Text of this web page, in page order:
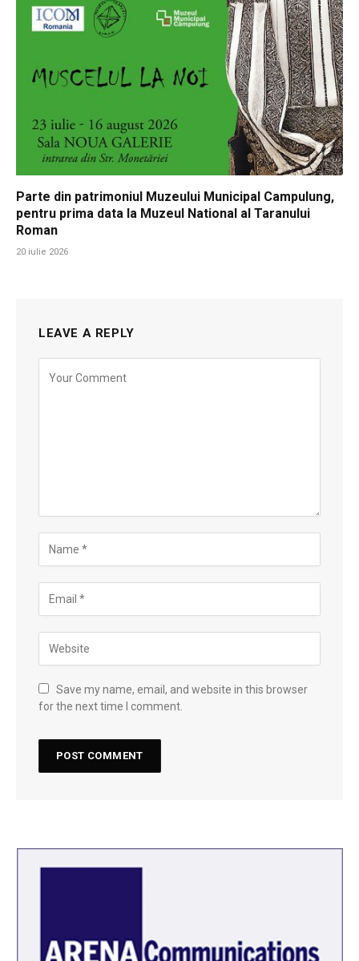
Parte din patrimoniul Muzeului Municipal Campulung,
pentru prima data la Muzeul National al Taranului
Roman
20 iulie 2026
LEAVE A REPLY
Save my name, email, and website in this browser
for the next time I comment.